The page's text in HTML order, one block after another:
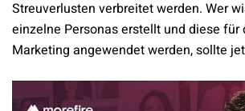
Streuverlusten verbreitet werden. Wer
einzelne Personas erstellt und diese für
Marketing angewendet werden, sollte